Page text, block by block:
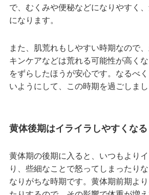
で、むくみや便秘などになりやすく
になります。
また、肌荒れもしやすい時期なので
キンケアなどは荒れる可能性が高く
をずらしたほうが安心です。なるべ
いようにして、この時期を過ごしまし
黄体後期はイライラしやすくなる
黄体期の後期に入ると、いつもより
り、些細なことで怒ってしまったり
なりがちな時期です。黄体期前期よ